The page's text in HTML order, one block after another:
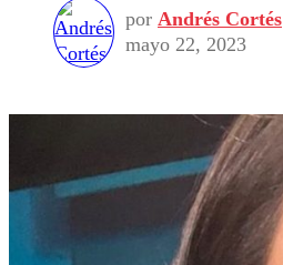
por Andrés Cortés
mayo 22, 2023